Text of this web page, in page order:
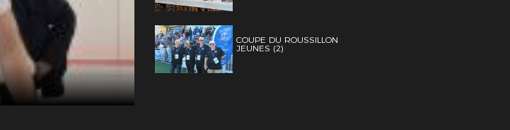
COUPE DU ROUSSILLON
JEUNES (2)